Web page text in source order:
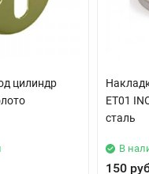
цилиндр
ET01
сталь
В
150